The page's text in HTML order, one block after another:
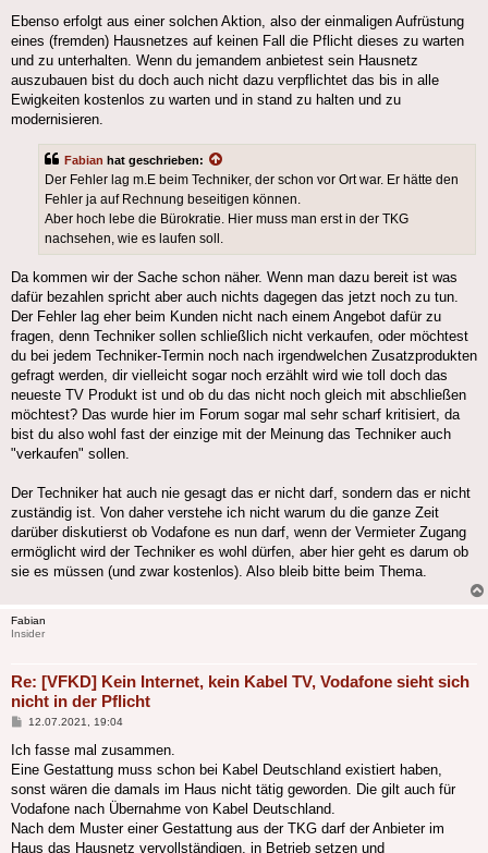
Ebenso erfolgt aus einer solchen Aktion, also der einmaligen Aufrüstung
eines (fremden) Hausnetzes auf keinen Fall die Pflicht dieses zu warten
und zu unterhalten. Wenn du jemandem anbietest sein Hausnetz
auszubauen bist du doch auch nicht dazu verpflichtet das bis in alle
Ewigkeiten kostenlos zu warten und in stand zu halten und zu
modernisieren.
Fabian hat geschrieben:
Der Fehler lag m.E beim Techniker, der schon vor Ort war. Er hätte den
Fehler ja auf Rechnung beseitigen können.
Aber hoch lebe die Bürokratie. Hier muss man erst in der TKG
nachsehen, wie es laufen soll.
Da kommen wir der Sache schon näher. Wenn man dazu bereit ist was
dafür bezahlen spricht aber auch nichts dagegen das jetzt noch zu tun.
Der Fehler lag eher beim Kunden nicht nach einem Angebot dafür zu
fragen, denn Techniker sollen schließlich nicht verkaufen, oder möchtest
du bei jedem Techniker-Termin noch nach irgendwelchen Zusatzprodukten
gefragt werden, dir vielleicht sogar noch erzählt wird wie toll doch das
neueste TV Produkt ist und ob du das nicht noch gleich mit abschließen
möchtest? Das wurde hier im Forum sogar mal sehr scharf kritisiert, da
bist du also wohl fast der einzige mit der Meinung das Techniker auch
"verkaufen" sollen.
Der Techniker hat auch nie gesagt das er nicht darf, sondern das er nicht
zuständig ist. Von daher verstehe ich nicht warum du die ganze Zeit
darüber diskutierst ob Vodafone es nun darf, wenn der Vermieter Zugang
ermöglicht wird der Techniker es wohl dürfen, aber hier geht es darum ob
sie es müssen (und zwar kostenlos). Also bleib bitte beim Thema.
Fabian
Insider
Re: [VFKD] Kein Internet, kein Kabel TV, Vodafone sieht sich
nicht in der Pflicht
Beitrag
12.07.2021, 19:04
Ich fasse mal zusammen.
Eine Gestattung muss schon bei Kabel Deutschland existiert haben,
sonst wären die damals im Haus nicht tätig geworden. Die gilt auch für
Vodafone nach Übernahme von Kabel Deutschland.
Nach dem Muster einer Gestattung aus der TKG darf der Anbieter im
Haus das Hausnetz vervollständigen, in Betrieb setzen und